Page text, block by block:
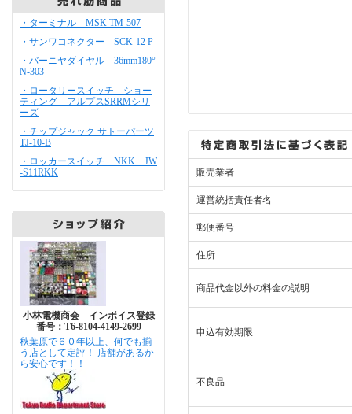
・ターミナル MSK TM-507
・サンワコネクター SCK-12 P
・バーニヤダイヤル 36mm180°
N-303
・ロータリースイッチ ショー
ティング アルプスSRRMシリ
ーズ
・チップジャック サトーパーツ
TJ-10-B
・ロッカースイッチ NKK JW
-S11RKK
小林電機商会 インボイス登録
番号：T6-8104-4149-2699
秋葉原で６０年以上、何でも揃
う店として定評！ 店舗があるか
ら安心です！！
販売業者
運営統括責任者名
郵便番号
住所
商品代金以外の料金の説明
申込有効期限
不良品